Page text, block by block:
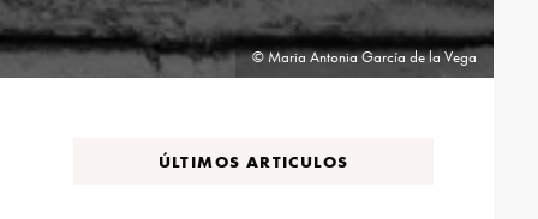
© Maria Antonia García de la Vega
ÚLTIMOS ARTICULOS